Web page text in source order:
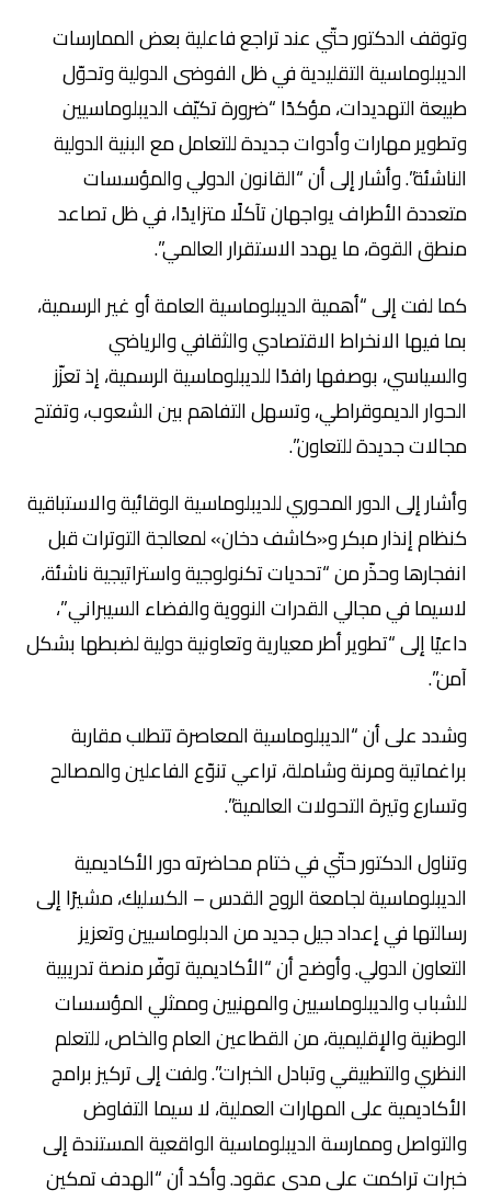
وتوقف الدكتور حتّي عند تراجع فاعلية بعض الممارسات
الديبلوماسية التقليدية في ظل الفوضى الدولية وتحوّل
طبيعة التهديدات، مؤكدًا “ضرورة تكيّف الديبلوماسيين
وتطوير مهارات وأدوات جديدة للتعامل مع البنية الدولية
الناشئة”. وأشار إلى أن “القانون الدولي والمؤسسات
متعددة الأطراف يواجهان تآكلًا متزايدًا، في ظل تصاعد
منطق القوة، ما يهدد الاستقرار العالمي”.
كما لفت إلى “أهمية الديبلوماسية العامة أو غير الرسمية،
بما فيها الانخراط الاقتصادي والثقافي والرياضي
والسياسي، بوصفها رافدًا للديبلوماسية الرسمية، إذ تعزّز
الحوار الديموقراطي، وتسهل التفاهم بين الشعوب، وتفتح
مجالات جديدة للتعاون”.
وأشار إلى الدور المحوري للديبلوماسية الوقائية والاستباقية
كنظام إنذار مبكر و«كاشف دخان» لمعالجة التوترات قبل
انفجارها وحذّر من “تحديات تكنولوجية واستراتيجية ناشئة،
لاسيما في مجالي القدرات النووية والفضاء السيبراني”،
داعيًا إلى “تطوير أطر معيارية وتعاونية دولية لضبطها بشكل
آمن”.
وشدد على أن “الديبلوماسية المعاصرة تتطلب مقاربة
براغماتية ومرنة وشاملة، تراعي تنوّع الفاعلين والمصالح
وتسارع وتيرة التحولات العالمية”.
وتناول الدكتور حتّي في ختام محاضرته دور الأكاديمية
الديبلوماسية لجامعة الروح القدس – الكسليك، مشيرًا إلى
رسالتها في إعداد جيل جديد من الدبلوماسيين وتعزيز
التعاون الدولي. وأوضح أن “الأكاديمية توفّر منصة تدريبية
للشباب والديبلوماسيين والمهنيين وممثلي المؤسسات
الوطنية والإقليمية، من القطاعين العام والخاص، للتعلم
النظري والتطبيقي وتبادل الخبرات”. ولفت إلى تركيز برامج
الأكاديمية على المهارات العملية، لا سيما التفاوض
والتواصل وممارسة الديبلوماسية الواقعية المستندة إلى
خبرات تراكمت على مدى عقود. وأكد أن “الهدف تمكين